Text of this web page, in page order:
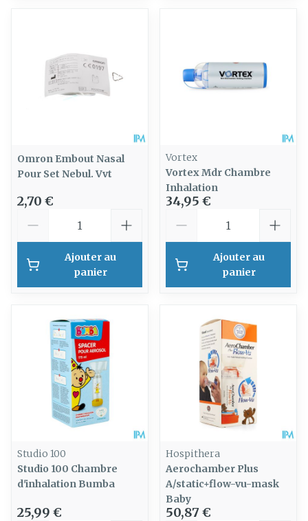
Omron Embout Nasal
Pour Set Nebul. Vvt
2,70 €
Ajouter au
panier
Vortex
Vortex Mdr Chambre
Inhalation
34,95 €
Ajouter au
panier
Studio 100
Studio 100 Chambre
d'inhalation Bumba
25,99 €
Hospithera
Aerochamber Plus
A/static+flow-vu-mask
Baby
50,87 €